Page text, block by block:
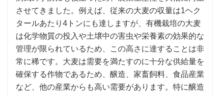
させてきました。例えば、従来の大麦の収量は1ヘク
タールあたり4トンにも達しますが、有機栽培の大麦
は化学物質の投入や土壌中の害虫や栄養素の効果的な
管理が限られているため、この高さに達することは非
常に稀です。大麦は需要を満たすのに十分な供給量を
確保する作物であるため、醸造、家畜飼料、食品産業
など、他の産業からも高い需要があります。特に醸造